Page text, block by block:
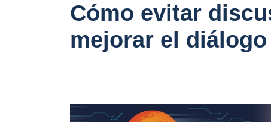
Cómo evitar
mejorar el diálogo